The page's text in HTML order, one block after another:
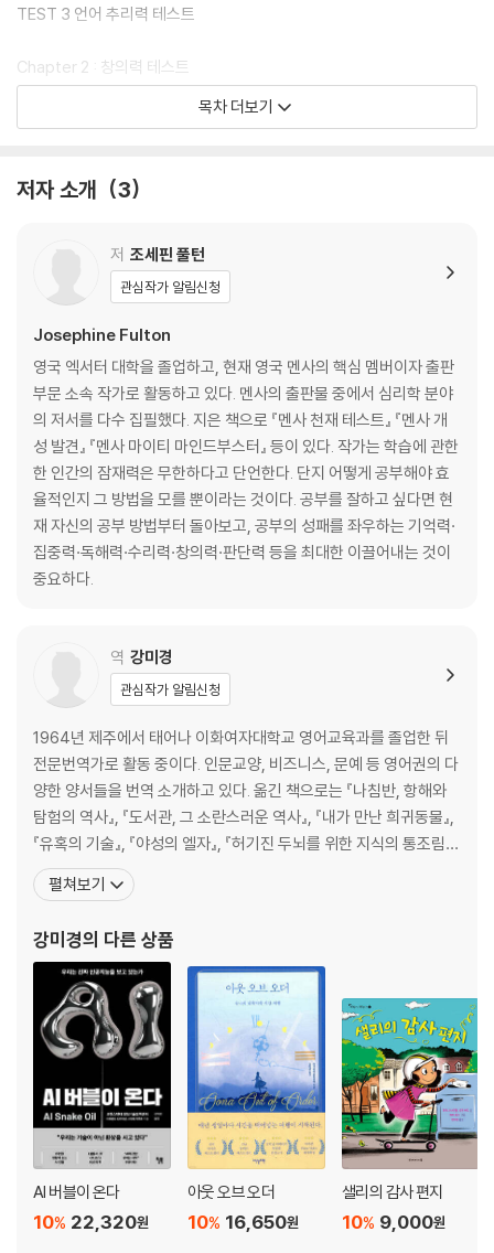
TEST 3 언어 추리력 테스트
Chapter 2 : 창의력 테스트
TEST 1 창의력 테스트
TEST 2 창의적인 브레인스토밍
Chapter 3 : 집중력 테스트
TEST 2 집중력 향상 훈련
Chapter 4 : 지식 테스트
TEST 1 미술 지식 테스트
TEST 2 문학 지식 테스트
TEST 3 음악 지식 테스트
TEST 4 철학 지식 테스트
TEST 5 과학 지식 테스트
Chapter 5 : 인성 테스트
TEST 1 과단성 테스트
TEST 2 오만 테스트
TEST 3 카리스마 테스트
TEST 6 만족을 유보할 수 있는 능력 테스트
TEST 7 결단력 테스트
TEST 8 열정 테스트
TEST 9 집단 의존도 테스트
TEST 10 영감 테스트
TEST 11 강박증 테스트
TEST 12 자아상 테스트
TEST 13 비전 테스트
Chapter 6 : 천재 트레이닝
Training 2 미궁의 원
Training 3 혼돈의 행렬
Training 4 논리 비틀기
Training 5 뇌를 쥐어짜는 피라미드
Training 6 공포의 사각형
Training 8 프로크루스테스의 침대
Training 9 살인적인 별
Training 10 고급 낱말 찾기
목차 더보기
저자 소개 3
저 조세핀 풀턴
관심작가 알림신청
Josephine Fulton
영국 엑서터 대학을 졸업하고, 현재 영국 멘사의 핵심 멤버이자 출판
부문 소속 작가로 활동하고 있다. 멘사의 출판물 중에서 심리학 분야
의 저서를 다수 집필했다. 지은 책으로 『멘사 천재 테스트』 『멘사 개
성 발견』 『멘사 마이티 마인드부스터』 등이 있다. 작가는 학습에 관한
한 인간의 잠재력은 무한하다고 단언한다. 단지 어떻게 공부해야 효
율적인지 그 방법을 모를 뿐이라는 것이다. 공부를 잘하고 싶다면 현
재 자신의 공부 방법부터 돌아보고, 공부의 성패를 좌우하는 기억력·
집중력·독해력·수리력·창의력·판단력 등을 최대한 이끌어내는 것이
중요하다.
역 강미경
관심작가 알림신청
1964년 제주에서 태어나 이화여자대학교 영어교육과를 졸업한 뒤
전문번역가로 활동 중이다. 인문교양, 비즈니스, 문예 등 영어권의 다
양한 양서들을 번역 소개하고 있다. 옮긴 책으로는 『나침반, 항해와
탐험의 역사』, 『도서관, 그 소란스러운 역사』, 『내가 만난 희귀동물』,
『유혹의 기술』, 『야성의 엘자』, 『허기진 두뇌를 위한 지식의 통조림』,
『심심한 두뇌를 위한 불량지식의 창고』, 『몽상과 매혹의 고고학』,『우
리는 사소한 것에 목숨을 건다』 ,『아집과 실패의 전쟁사』 ,『헨리 데이
『도서관, 그 소
펼쳐보기
강미경의 다른 상품
AI 버블이 온다
22,320원
10%
아웃 오브 오더
16,650원
10%
샐리의 감사 편지
9,000원
10%